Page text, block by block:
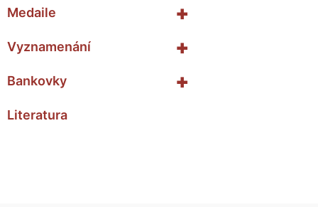
+
Medaile
+
Vyznamenání
+
Bankovky
Literatura